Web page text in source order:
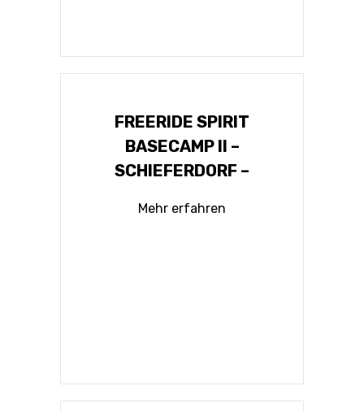
FREERIDE SPIRIT
BASECAMP II –
SCHIEFERDORF –
Mehr erfahren